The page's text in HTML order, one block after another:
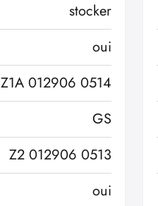
stocker
oui
Z1A 012906 0514
GS
Z2 012906 0513
oui